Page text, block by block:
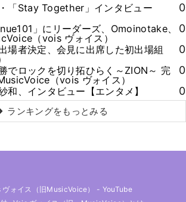
・「Stay Together」インタビュー
0
」にリーダーズ、Omoinotake、
（vois ヴォイス）
0
場者決定、会見に出席した初出場組
0
でロックを切り拓ひらく～ZION～ 完
（vois ヴォイス）
0
和、インタビュー【エンタメ】 0
ランキングをもっとみる
ォイス（旧MusicVoice） - YouTube